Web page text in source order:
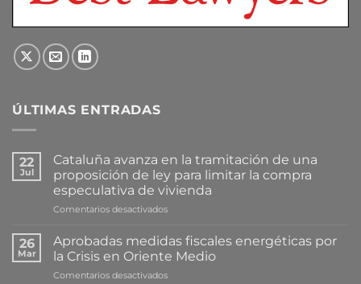
ÚLTIMAS ENTRADAS
22
Jul
Cataluña avanza en la tramitación de una
proposición de ley para limitar la compra
especulativa de vivienda
Comentarios desactivadosen
avanza
en
la
tramitación
26
Mar
Aprobadas medidas fiscales energéticas por
la Crisis en Oriente Medio
Comentarios desactivadosen